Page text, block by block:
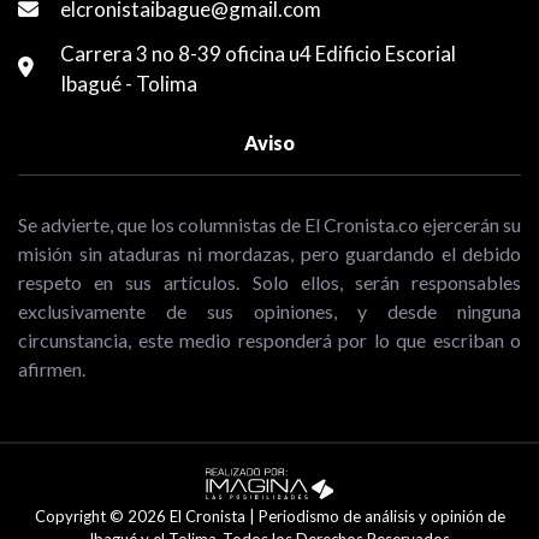
elcronistaibague@gmail.com
Carrera 3 no 8-39 oficina u4 Edificio Escorial
Ibagué - Tolima
Aviso
Se advierte, que los columnistas de El Cronista.co ejercerán su
misión sin ataduras ni mordazas, pero guardando el debido
respeto en sus artículos. Solo ellos, serán responsables
exclusivamente de sus opiniones, y desde ninguna
circunstancia, este medio responderá por lo que escriban o
afirmen.
Copyright © 2026 El Cronista | Periodismo de análisis y opinión de